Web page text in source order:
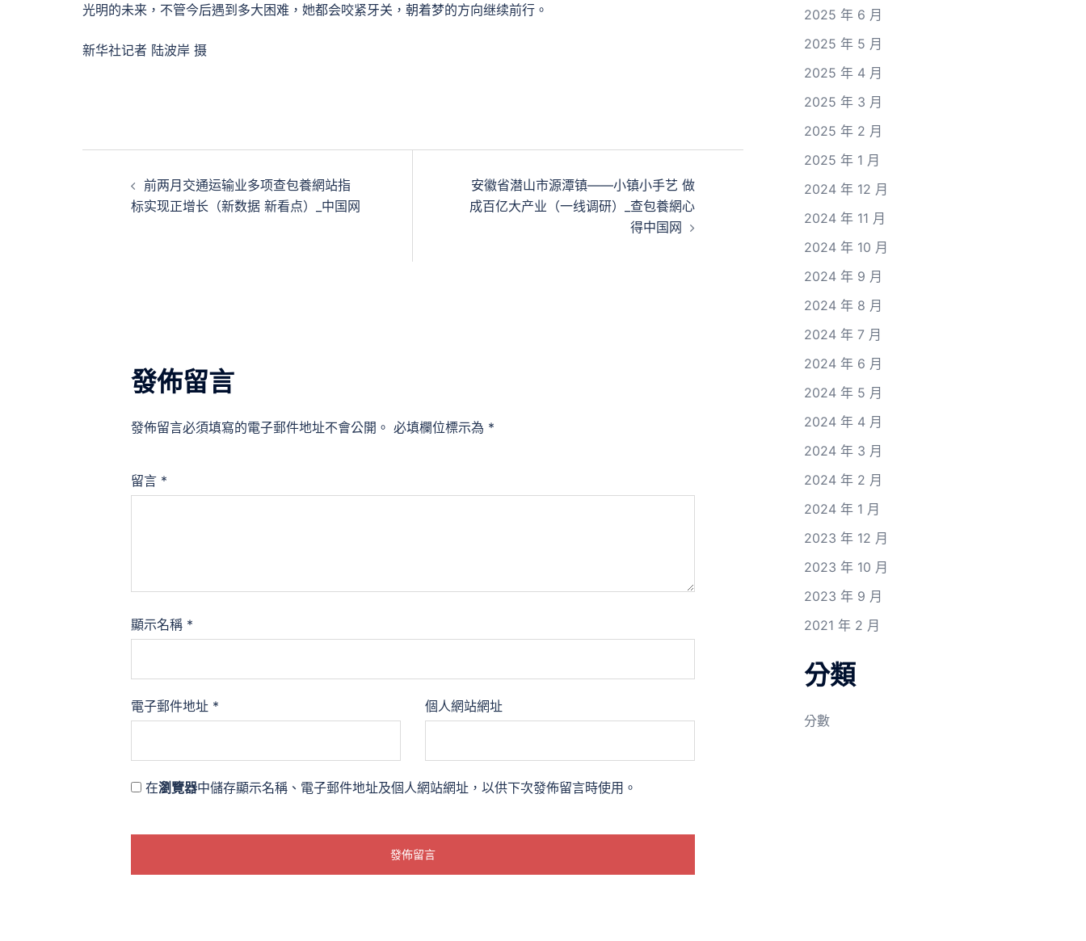
光明的未来，不管今后遇到多大困难，她都会咬紧牙关，朝着梦的方向继续前行。
新华社记者 陆波岸 摄
前两月交通运输业多项查包養網站指
标实现正增长（新数据 新看点）_中国网
安徽省潜山市源潭镇——小镇小手艺 做
成百亿大产业（一线调研）_查包養網心
得中国网
發佈留言
發佈留言必須填寫的電子郵件地址不會公開。 必填欄位標示為 *
留言 *
顯示名稱 *
電子郵件地址 * 個人網站網址
在瀏覽器中儲存顯示名稱、電子郵件地址及個人網站網址，以供下次發佈留言時使用。
2025 年 6 月
2025 年 5 月
2025 年 4 月
2025 年 3 月
2025 年 2 月
2025 年 1 月
2024 年 12 月
2024 年 11 月
2024 年 10 月
2024 年 9 月
2024 年 8 月
2024 年 7 月
2024 年 6 月
2024 年 5 月
2024 年 4 月
2024 年 3 月
2024 年 2 月
2024 年 1 月
2023 年 12 月
2023 年 10 月
2023 年 9 月
2021 年 2 月
分類
分數